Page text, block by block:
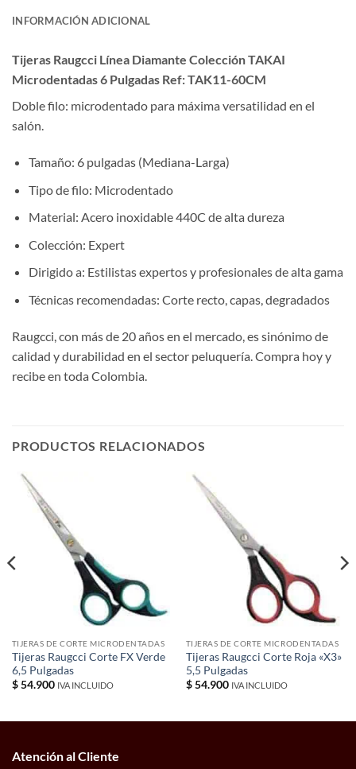
INFORMACIÓN ADICIONAL
Tijeras Raugcci Línea Diamante Colección TAKAI
Microdentadas 6 Pulgadas Ref: TAK11-60CM
Doble filo: microdentado para máxima versatilidad en el
salón.
Tamaño: 6 pulgadas (Mediana-Larga)
Tipo de filo: Microdentado
Material: Acero inoxidable 440C de alta dureza
Colección: Expert
Dirigido a: Estilistas expertos y profesionales de alta gama
Técnicas recomendadas: Corte recto, capas, degradados
Raugcci, con más de 20 años en el mercado, es sinónimo de
calidad y durabilidad en el sector peluquería. Compra hoy y
recibe en toda Colombia.
PRODUCTOS RELACIONADOS
TIJERAS DE CORTE MICRODENTADAS
Tijeras Raugcci Corte FX Verde
6,5 Pulgadas
$54.900 IVA INCLUIDO
TIJERAS DE CORTE MICRODENTADAS
Tijeras Raugcci Corte Roja «X3»
5,5 Pulgadas
$54.900 IVA INCLUIDO
Atención al Cliente